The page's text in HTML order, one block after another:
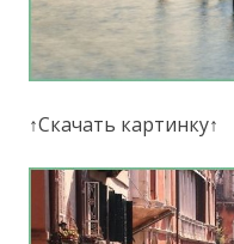
↑Скачать картинку↑